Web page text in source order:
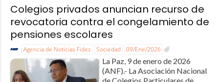
Colegios privados anuncian recurso de
revocatoria contra el congelamiento de
pensiones escolares
Agencia de Noticias Fides Sociedad 09/Ene/2026
La Paz, 9 de enero de 2026
(ANF).- La Asociación Nacional